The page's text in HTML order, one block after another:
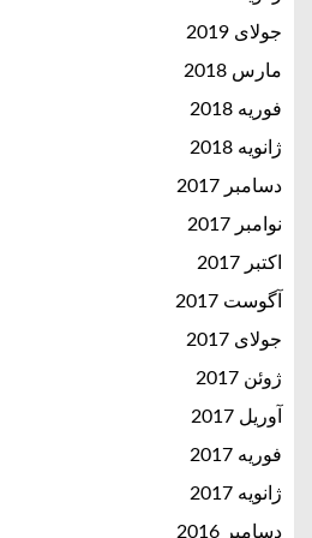
جولای 2019
مارس 2018
فوریه 2018
ژانویه 2018
دسامبر 2017
نوامبر 2017
اکتبر 2017
آگوست 2017
جولای 2017
ژوئن 2017
آوریل 2017
فوریه 2017
ژانویه 2017
دسامبر 2016